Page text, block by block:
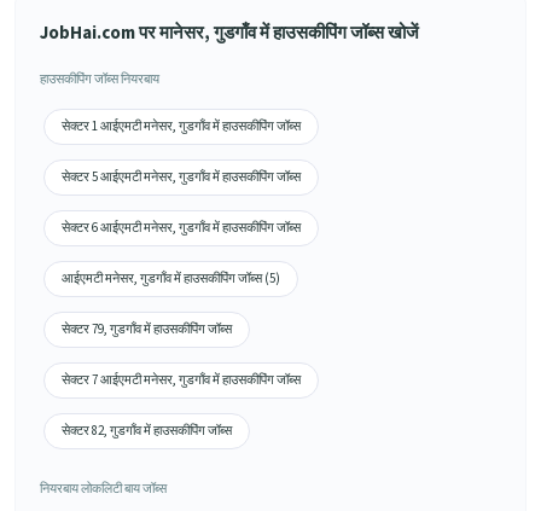
JobHai.com पर मानेसर, गुडगाँव में हाउसकीपिंग जॉब्स खोजें
हाउसकीपिंग जॉब्स नियरबाय
सेक्टर 1 आईएमटी मनेसर, गुडगाँव में हाउसकीपिंग जॉब्स
सेक्टर 5 आईएमटी मनेसर, गुडगाँव में हाउसकीपिंग जॉब्स
सेक्टर 6 आईएमटी मनेसर, गुडगाँव में हाउसकीपिंग जॉब्स
आईएमटी मनेसर, गुडगाँव में हाउसकीपिंग जॉब्स (5)
सेक्टर 79, गुडगाँव में हाउसकीपिंग जॉब्स
सेक्टर 7 आईएमटी मनेसर, गुडगाँव में हाउसकीपिंग जॉब्स
सेक्टर 82, गुडगाँव में हाउसकीपिंग जॉब्स
नियरबाय लोकलिटी बाय जॉब्स